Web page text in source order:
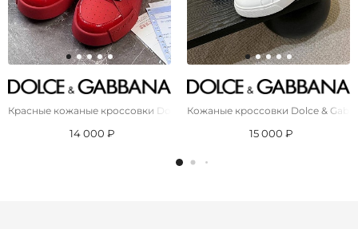
Красные кожаные кроссовки Dolce & Gabbana
14 000 ₽
Кожаные кроссовки Dolce &
15 000 ₽